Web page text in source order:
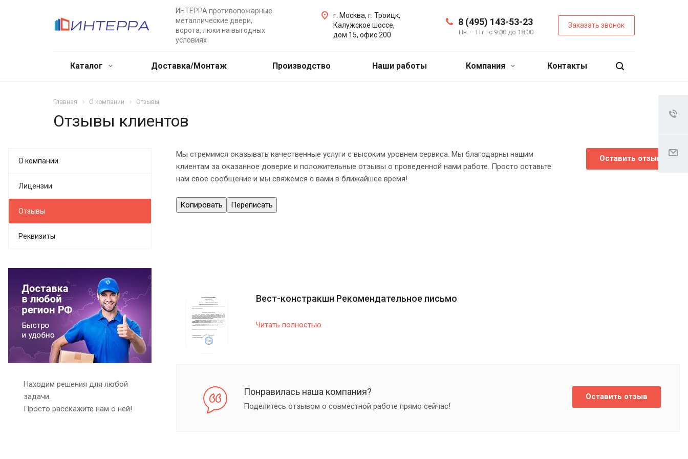
ИНТЕРРА противопожарные
металлические двери,
ворота, люки на выгодных
условиях
8 (495) 143-53-23
Пн. – Пт.: с 9:00 до 18:00
Заказать звонок
г. Москва, г. Троицк,
Калужское шоссе,
дом 15, офис 200
Каталог Доставка/Монтаж Производство Наши работы Компания Контакты
Главная О компании Отзывы
Отзывы клиентов
Мы стремимся оказывать качественные услуги с высоким уровнем сервиса. Мы благодарны нашим
клиентам за оказанное доверие и положительные отзывы о проведенной нами работе. Просто оставьте
нам свое сообщение и мы свяжемся с вами в ближайшее время!
Копировать Переписать
Оставить отзыв
Вест-констракшн Рекомендательное письмо
Читать полностью
Понравилась наша компания?
Поделитесь отзывом о совместной работе прямо сейчас!
Оставить отзыв
О компании
Лицензии
Отзывы
Реквизиты
Находим решения для любой
задачи.
Просто расскажите нам о ней!